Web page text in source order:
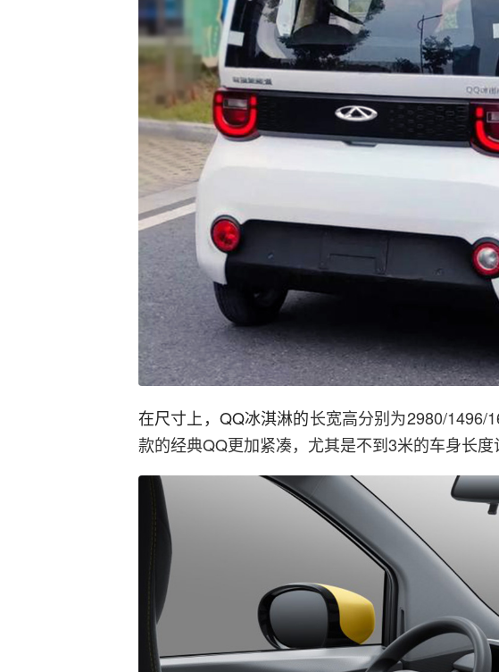
在尺寸上，QQ冰淇淋的长宽高分别为2980/1496/
款的经典QQ更加紧凑，尤其是不到3米的车身长度